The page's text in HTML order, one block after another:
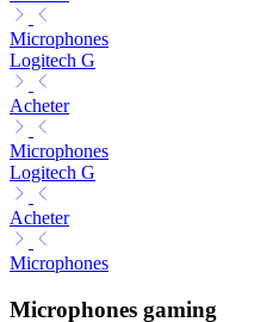
Microphones
Logitech G
Acheter
Microphones
Logitech G
Acheter
Microphones
Microphones gaming